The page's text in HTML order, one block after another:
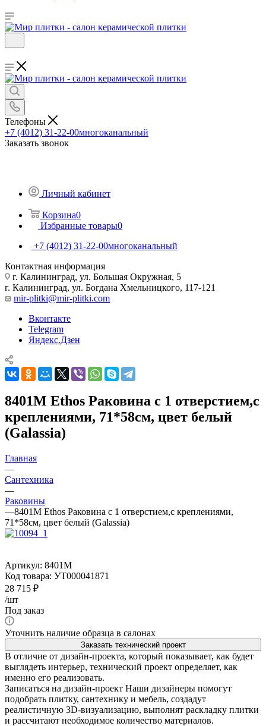
Телефоны
+7 (4012) 31-22-00многоканальный
Заказать звонок
Личный кабинет
Корзина0
Избранные товары0
+7 (4012) 31-22-00многоканальный
Контактная информация
г. Калининград, ул. Большая Окружная, 5
г. Калининград, ул. Богдана Хмельницкого, 117-121
mir-plitki@mir-plitki.com
Вконтакте
Telegram
Яндекс.Дзен
8401M Ethos Раковина c 1 отверстием,с
креплениями, 71*58см, цвет белый
(Galassia)
Главная
—
Сантехника
—
Раковины
—8401M Ethos Раковина c 1 отверстием,с креплениями,
71*58см, цвет белый (Galassia)
Артикул: 8401М
Код товара: УТ000041871
28 715 ₽
/шт
Под заказ
Уточнить наличие образца в салонах
Заказать технический проект
В отличие от дизайн-проекта, который показывает, как будет
выглядеть интерьер, технический проект определяет, как
именно его реализовать.
Записаться на дизайн-проект Наши дизайнеры помогут
подобрать плитку, сантехнику и мебель, создадут
реалистичную 3D-визуализацию, выполнят раскладку плитки
и рассчитают необходимое количество материалов.